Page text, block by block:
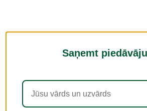
Saņemt